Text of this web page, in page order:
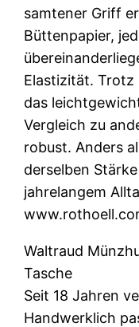
samtener Griff
Büttenpapier,
Elastizität. Trotz
das
Vergleich zu
robust. Anders
derselben
jahrelangem
Waltraud
Tasche
Seit 18 Jahren
Handwerklich